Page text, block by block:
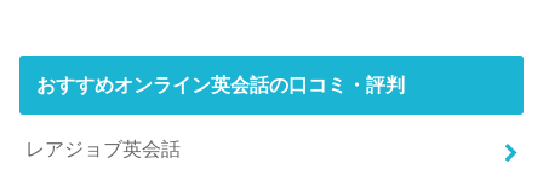
おすすめオンライン英会話の口コミ・評判
レアジョブ英会話